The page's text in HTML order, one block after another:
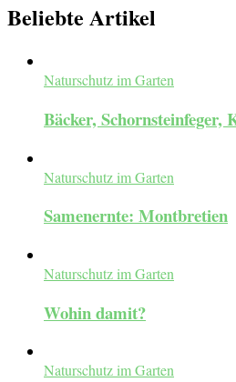
Beliebte Artikel
Naturschutz im Garten
Bäcker, Schornsteinfeger,
Naturschutz im Garten
Samenernte: Montbretien
Naturschutz im Garten
Wohin damit?
Naturschutz im Garten